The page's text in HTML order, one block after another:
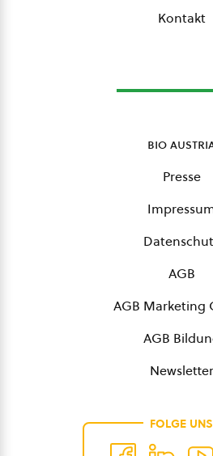
Kontakt
bio
Presse
AGB
AGB Marketing
AGB
Newsletter
FOLGE UNS